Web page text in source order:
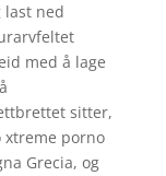
last ned
med å lage
sitter,
xtreme porno
Grecia, og